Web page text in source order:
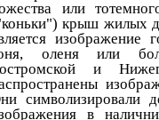
или
крыш жилых
изображение
оленя или
и
символизировали
в